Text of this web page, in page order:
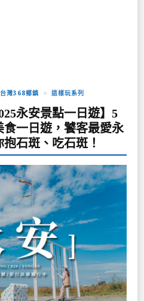
台灣368鄉鎮 這樣玩系列
永安景點一日遊】5
一日遊，饕客最愛永
石斑、吃石斑！